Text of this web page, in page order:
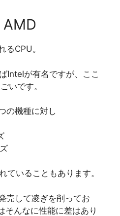
るCPU。
Intelが有名ですが、ここ
いです。
の機種に対し
ていることもあります。
売して凌ぎを削ってお
そんなに性能に差はあり